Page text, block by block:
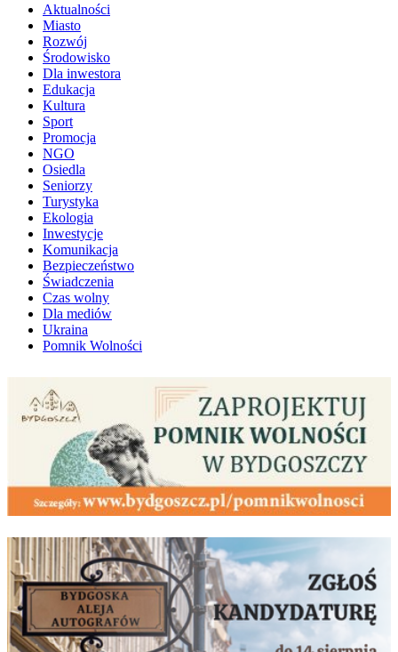
Aktualności
Miasto
Rozwój
Środowisko
Dla inwestora
Edukacja
Kultura
Sport
Promocja
NGO
Osiedla
Seniorzy
Turystyka
Ekologia
Inwestycje
Komunikacja
Bezpieczeństwo
Świadczenia
Czas wolny
Dla mediów
Ukraina
Pomnik Wolności